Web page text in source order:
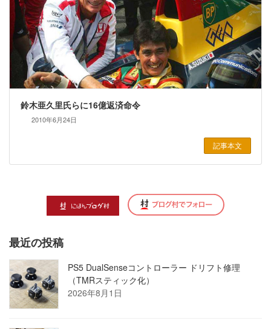
鈴木亜久里氏らに16億返済命令
2010年6月24日
記事本文
最近の投稿
PS5 DualSenseコントローラー ドリフト修理
（TMRスティック化）
2026年8月1日